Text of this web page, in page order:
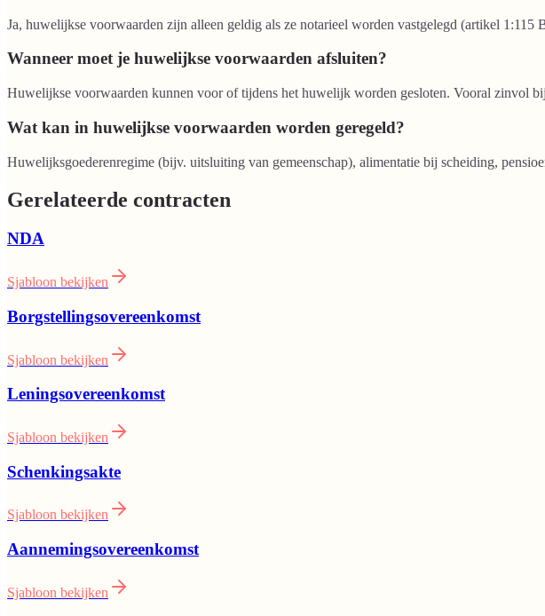
Ja, huwelijkse voorwaarden zijn alleen geldig als ze notarieel worden vastgelegd (artikel 1:115
Wanneer moet je huwelijkse voorwaarden afsluiten?
Huwelijkse voorwaarden kunnen voor of tijdens het huwelijk worden gesloten. Vooral zinvol
Wat kan in huwelijkse voorwaarden worden geregeld?
Huwelijksgoederenregime (bijv. uitsluiting van gemeenschap), alimentatie bij scheiding,
Gerelateerde contracten
NDA
Sjabloon bekijken
Borgstellingsovereenkomst
Sjabloon bekijken
Leningsovereenkomst
Sjabloon bekijken
Schenkingsakte
Sjabloon bekijken
Aannemingsovereenkomst
Sjabloon bekijken